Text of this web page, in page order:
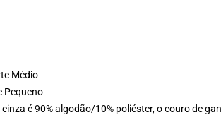
Médio
Pequeno
é 90% algodão/10% poliéster, o couro de